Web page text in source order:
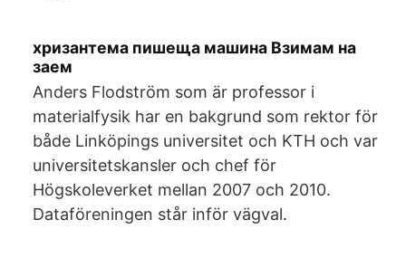
хризантема пишеща машина Взимам на
заем
Anders Flodström som är professor i
materialfysik har en bakgrund som rektor för
både Linköpings universitet och KTH och var
universitetskansler och chef för
Högskoleverket mellan 2007 och 2010.
Dataföreningen står inför vägval.